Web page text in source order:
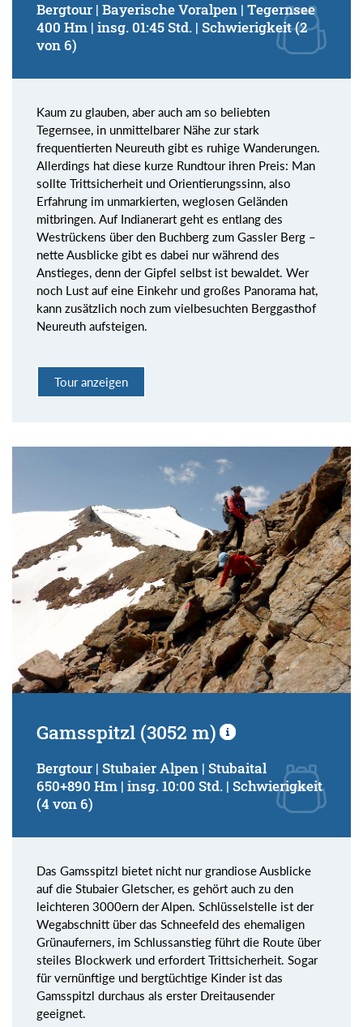
Bergtour | Bayerische Voralpen | Tegernsee
400 Hm | insg. 01:45 Std. | Schwierigkeit (2
von 6)
Kaum zu glauben, aber auch am so beliebten
Tegernsee, in unmittelbarer Nähe zur stark
frequentierten Neureuth gibt es ruhige Wanderungen.
Allerdings hat diese kurze Rundtour ihren Preis: Man
sollte Trittsicherheit und Orientierungssinn, also
Erfahrung im unmarkierten, weglosen Geländen
mitbringen. Auf Indianerart geht es entlang des
Westrückens über den Buchberg zum Gassler Berg –
nette Ausblicke gibt es dabei nur während des
Anstieges, denn der Gipfel selbst ist bewaldet. Wer
noch Lust auf eine Einkehr und großes Panorama hat,
kann zusätzlich noch zum vielbesuchten Berggasthof
Neureuth aufsteigen.
Tour anzeigen
Gamsspitzl (3052 m)
Bergtour | Stubaier Alpen | Stubaital
650+890 Hm | insg. 10:00 Std. | Schwierigkeit
(4 von 6)
Das Gamsspitzl bietet nicht nur grandiose Ausblicke
auf die Stubaier Gletscher, es gehört auch zu den
leichteren 3000ern der Alpen. Schlüsselstelle ist der
Wegabschnitt über das Schneefeld des ehemaligen
Grünauferners, im Schlussanstieg führt die Route über
steiles Blockwerk und erfordert Trittsicherheit. Sogar
für vernünftige und bergtüchtige Kinder ist das
Gamsspitzl durchaus als erster Dreitausender
geeignet.